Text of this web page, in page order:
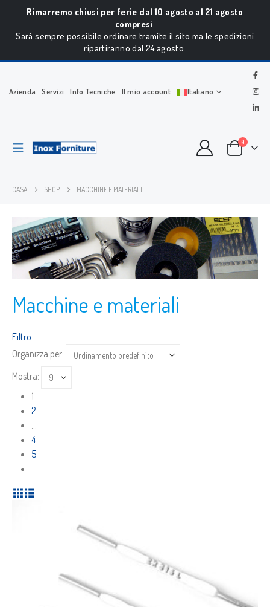
Rimarremo chiusi per ferie dal 10 agosto al 21 agosto
compresi.
Sarà sempre possibile ordinare tramite il sito ma le spedizioni
ripartiranno dal 24 agosto.
Azienda Servizi Info Tecniche Il mio account Italiano
0
CASA SHOP MACCHINE E MATERIALI
Macchine e materiali
Filtro
Organizza per:
Mostra:
1
2
…
4
5